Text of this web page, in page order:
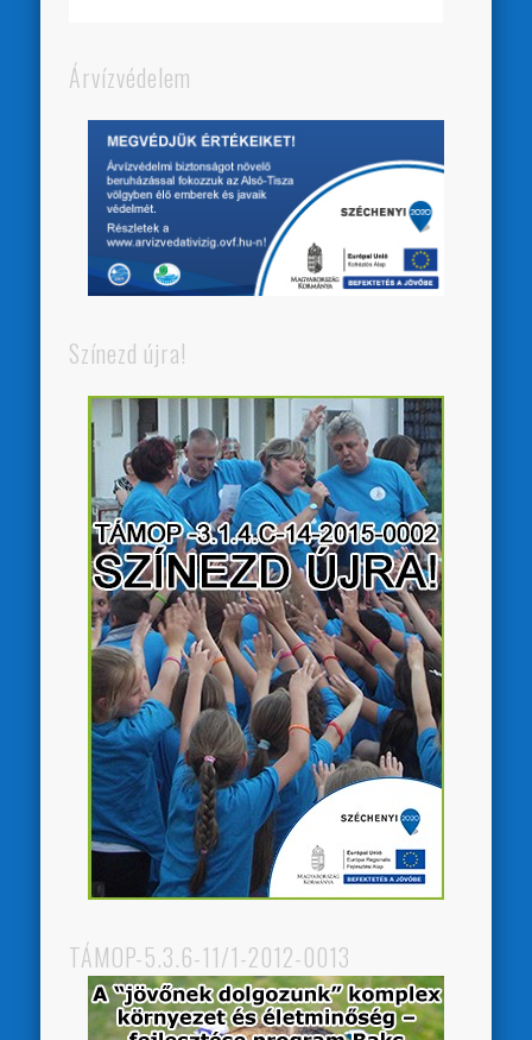
Árvízvédelem
Színezd újra!
TÁMOP-5.3.6-11/1-2012-0013